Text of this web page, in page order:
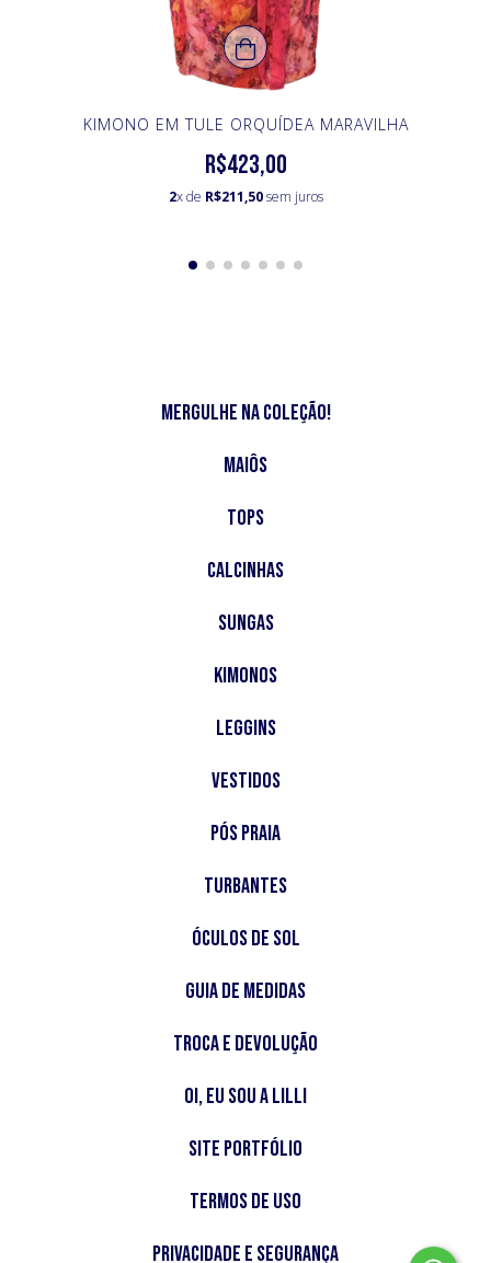
KIMONO EM TULE ORQUÍDEA MARAVILHA
R$423,00
2x de R$211,50sem juros
Mergulhe na Coleção!
Maiôs
Tops
Calcinhas
Sungas
Kimonos
Leggins
Vestidos
Pós Praia
Turbantes
Óculos de Sol
Guia de Medidas
Troca e Devolução
Oi, Eu sou a Lilli
Site Portfólio
Termos de Uso
Privacidade e Segurança